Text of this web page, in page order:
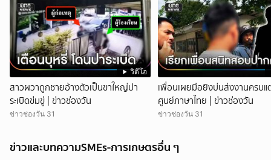
วิดีโอ
สาวผวาถูกชายอ้างตัวเป็นขาใหญ่ปา
ระเบิดข่มขู่ | ข่าวช่องวัน
ข่าวช่องวัน 31
เพื่อนเผยมือยิงบ่นส่งงานครบ
ศูนย์ภาษาไทย | ข่าวช่องวัน
ข่าวช่องวัน 31
ข่าวและบทความSMEs-การเกษตรอื่น ๆ